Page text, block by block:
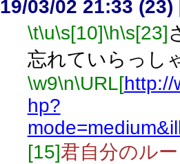
19/03/02 21:33 (23)
\t\u\s[10]\h\s[23]
忘れていらっし
\w9\n\URL[http://
hp?
[15]君自分のル